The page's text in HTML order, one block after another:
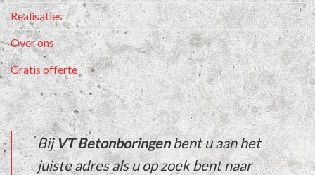
Realisaties
Over ons
Gratis offerte
BijVT Betonboringenbent u aan het
juiste adres als u op zoek bent naar